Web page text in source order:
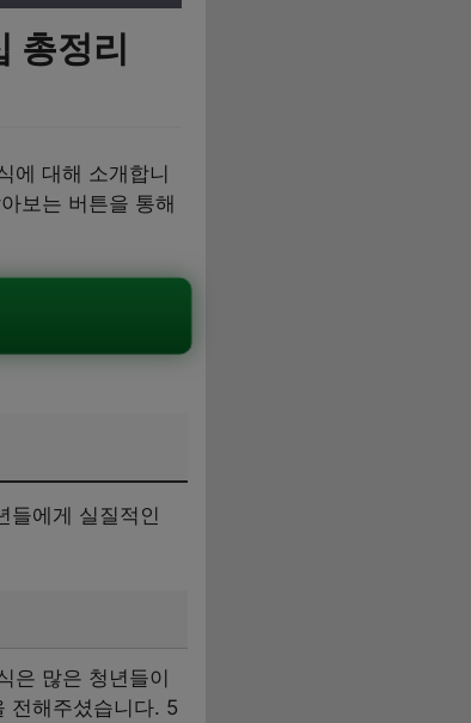
총정리
에 대해 소개합니
보는 버튼을 통해
들에게 실질적인
은 많은 청년들이
전해주셨습니다. 5